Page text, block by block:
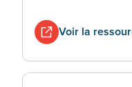
Voir la